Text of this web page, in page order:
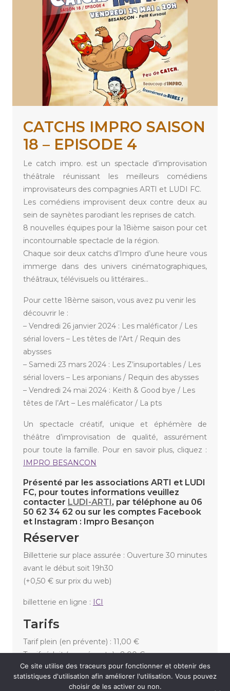
CATCHS IMPRO SAISON
18 – EPISODE 4
Le catch impro. est un spectacle d’improvisation
théâtrale réunissant les meilleurs comédiens
improvisateurs des compagnies ARTI et LUDI FC.
Les comédiens improvisent deux contre deux au
sein de saynètes parodiant les reprises de catch.
8 nouvelles équipes pour la 18ième saison pour cet
incontournable spectacle de la région.
Chaque soir deux catchs d’Impro d’une heure vous
immerge dans des univers cinématographiques,
théâtraux, télévisuels ou littéraires…
Pour cette 18ème saison, vous avez pu venir les
découvrir le :
– Vendredi 26 janvier 2024 : Les maléficator / Les
sérial lovers – Les têtes de l’Art / Requin des
abysses
– Samedi 23 mars 2024 : Les Z’insuportables / Les
sérial lovers – Les arponians / Requin des abysses
– Vendredi 24 mai 2024 : Keith & Good bye / Les
têtes de l’Art – Les maléficator / La pts
Un spectacle créatif, unique et éphémère de
théâtre d’improvisation de qualité, assurément
pour toute la famille. Pour en savoir plus, cliquez :
IMPRO BESANCON
Présenté par les associations ARTI et LUDI
FC, pour toutes informations veuillez
contacter LUDI-ARTI , par téléphone au 06
50 62 34 62 ou sur les comptes Facebook
et Instagram : Impro Besançon
Réserver
Billetterie sur place assurée : Ouverture 30 minutes
avant le début soit 19h30
(+0,50 € sur prix du web)
billetterie en ligne : ICI
Tarifs
Tarif plein (en prévente) : 11,00 €
Tarrif réduit (en prévente) : 8,00 €
(+ 0,50 cts sur place le soir du spectacle)
Ce site utilise des traceurs pour fonctionner et obtenir des
statistiques d'utilisation afin améliorer l'utilisation. Vous pouvez
choisir de les activer ou non.